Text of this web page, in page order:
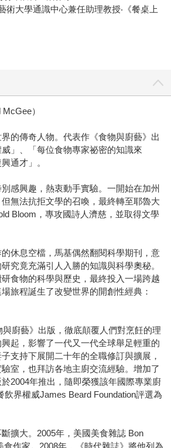
大學通識中心兼任助理教授‧《餐桌上
）
的傳奇人物。代表作《食物與廚藝》出
」、「每位食物專家祕密的知識來
通才」。
感興趣，熱衷動手實驗。一開始在加州
無法抗拒文學的召喚，最終轉至耶魯大
Bloom，專攻國詩人濟慈，並取得文學
休息空檔，馬基偶然翻閱科學期刊，意
究竟充滿引人入勝的知識與科學奧秘。
食物的科學與歷史，最終投入一場跨越
旅程誕生了改變世界的開創性經典：
廚藝》出版，徹底顛覆人們對烹飪的理
起，影響了一代又一代全球舉足輕重的
支持下展開二十年的全職修訂與擴展，
室，也拜訪各地主廚交流經驗。增加了
2004年推出，隨即榮獲該年國際專業廚
飲界權威James Beard Foundation評選為
擴大。2005年，美國美食雜誌 Bon
食作家。2008年，《時代雜誌》將他列為